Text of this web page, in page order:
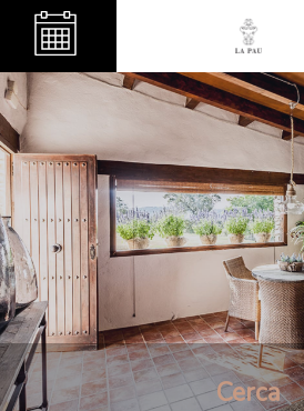
Cerca